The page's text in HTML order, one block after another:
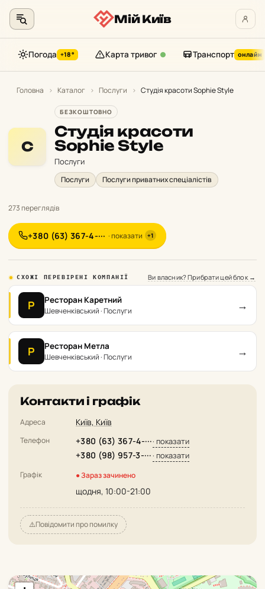
Мій Київ
Погода +18° Карта тривог Транспорт онлайн
Головна › Каталог › Послуги › Студія красоти Sophie Style
С
БЕЗКОШТОВНО
Студія красоти
Sophie Style
Послуги
Послуги Послуги приватних спеціалістів
273 переглядів
+380 (63) 367-4-··· · показати +1
СХОЖІ ПЕРЕВІРЕНІ КОМПАНІЇ Ви власник? Прибрати цей блок →
Р Ресторан Каретний
Шевченківський · Послуги →
Р Ресторан Метла
Шевченківський · Послуги →
Контакти і графік
Адреса Київ, Київ
Телефон +380 (63) 367-4-···· показати
+380 (98) 957-3-··· · показати
Графік ● Зараз зачинено
щодня, 10:00-21:00
⚠️Повідомити про помилку